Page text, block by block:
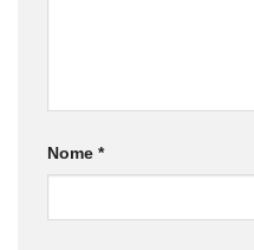
Nome *